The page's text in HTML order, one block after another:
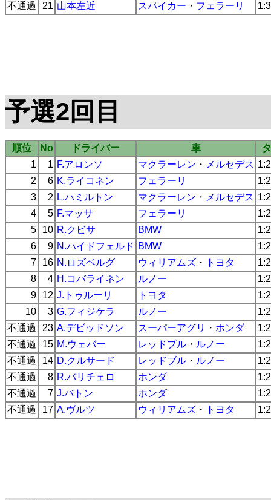
不通過
21 山本左近 スパイカー ・ フェラーリ
予選2回目
順位 No ドライバー 車
1
1 F.アロンソ マクラーレン ・ メルセデス
2
6 K.ライコネン フェラーリ
3
2 L.ハミルトン マクラーレン ・ メルセデス
4
5 F.マッサ フェラーリ
5
10 R.クビサ BMW
6
9 N.ハイドフェルド BMW
7
16 N.ロズベルグ ウィリアムズ ・ トヨタ
8
4 H.コバライネン ルノー
9
12 J.トゥルーリ トヨタ
10
3 G.フィジケラ ルノー
不通過
23 A.デビッドソン スーパーアグリ ・ ホンダ
不通過
15 M.ウェバー レッドブル ・ ルノー
不通過
14 D.クルサード レッドブル ・ ルノー
不通過
8 R.バリチェロ ホンダ
不通過
7 J.バトン ホンダ
不通過
17 A.ヴルツ ウィリアムズ ・ トヨタ